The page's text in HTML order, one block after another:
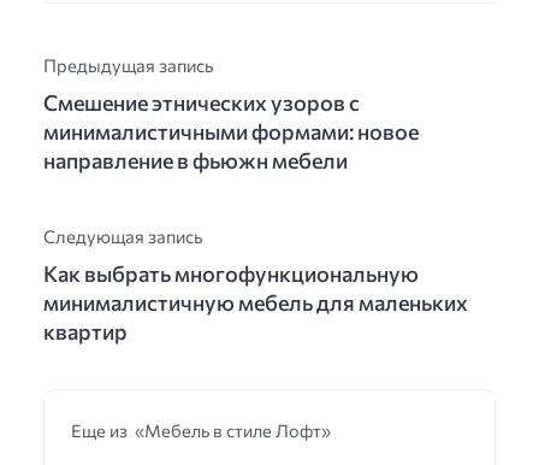
Предыдущая запись
Смешение этнических узоров с
минималистичными формами: новое
направление в фьюжн мебели
Следующая запись
Как выбрать многофункциональную
минималистичную мебель для маленьких
квартир
Еще из «Мебель в стиле Лофт»